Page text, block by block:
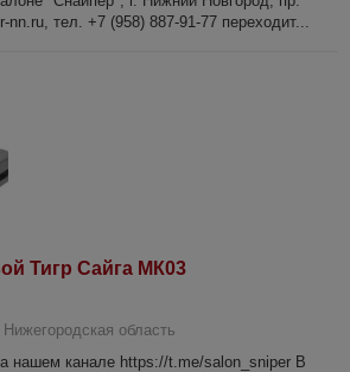
nn.ru, тел. +7 (958) 887-91-77 переходит...
Тигр Сайга МК03
Нижегородская область
нашем канале https://t.me/salon_sniper В